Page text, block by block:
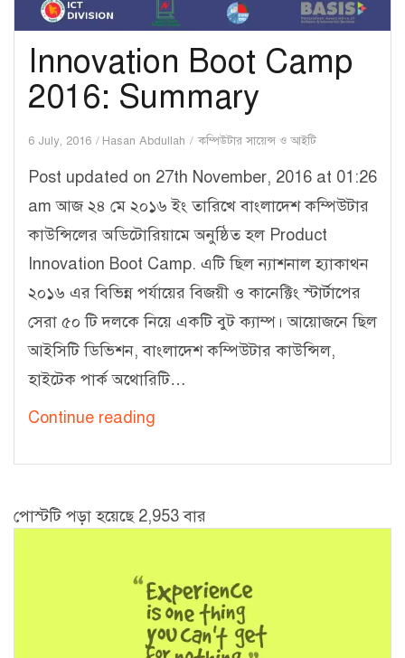
ধাপ
Innovation Boot Camp
2016: Summary
6 July, 2016 Hasan Abdullah কম্পিউটার সায়েন্স ও আইটি
Post updated on 27th November, 2016 at 01:26
am আজ ২৪ মে ২০১৬ ইং তারিখে বাংলাদেশ কম্পিউটার
কাউন্সিলের অডিটোরিয়ামে অনুষ্ঠিত হল Product
Innovation Boot Camp. এটি ছিল ন্যাশনাল হ্যাকাথন
২০১৬ এর বিভিন্ন পর্যায়ের বিজয়ী ও কানেক্টিং স্টার্টাপের
সেরা ৫০ টি দলকে নিয়ে একটি বুট ক্যাম্প। আয়োজনে ছিল
আইসিটি ডিভিশন, বাংলাদেশ কম্পিউটার কাউন্সিল,
হাইটেক পার্ক অথোরিটি…
Continue reading
2016:
Summary
পোস্টটি পড়া হয়েছে 2,953 বার